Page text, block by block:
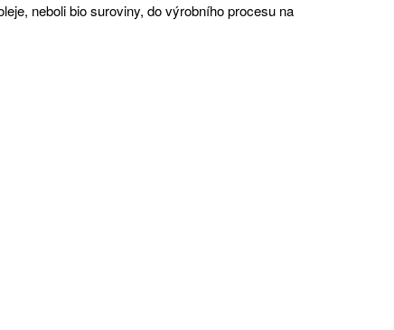
neboli bio suroviny, do výrobního procesu na